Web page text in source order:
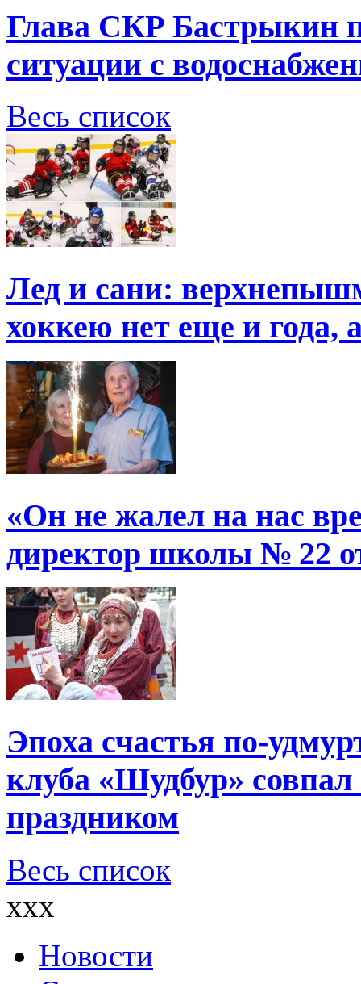
Глава СКР Бастрыкин
ситуации с
Весь список
Лед и сани:
хоккею нет еще и года,
«Он не жалел на нас
директор школы № 22
Эпоха счастья по-
клуба «Шудбур»
праздником
Весь список
xxx
Новости